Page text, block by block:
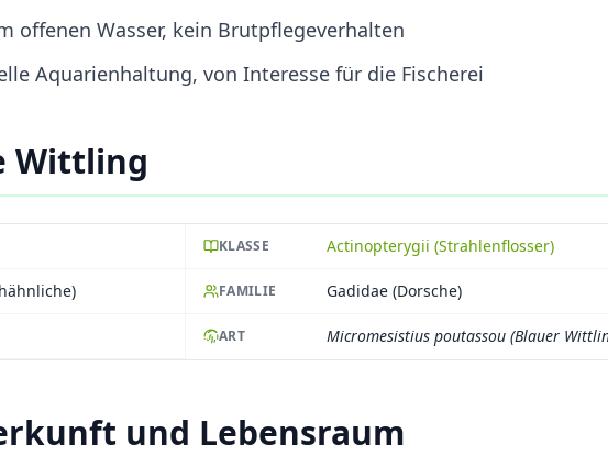
offenen Wasser, kein Brutpflegeverhalten
Aquarienhaltung, von Interesse für die Fischerei
Wittling
KLASSE Actinopterygii (Strahlenflosser)
FAMILIE Gadidae (Dorsche)
ART Micromesistius poutassou (Blauer
und Lebensraum